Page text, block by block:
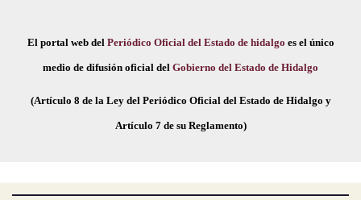
El portal web del Periódico Oficial del Estado de hidalgo es el único
medio de difusión oficial del Gobierno del Estado de Hidalgo
(Artículo 8 de la Ley del Periódico Oficial del Estado de Hidalgo y
Artículo 7 de su Reglamento)